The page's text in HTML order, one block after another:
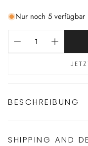
Nur noch 5 verfügbar
BESCHREIBUNG
SHIPPING AND